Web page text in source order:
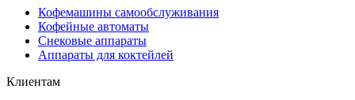
Кофемашины самообслуживания
Кофейные автоматы
Снековые аппараты
Аппараты для коктейлей
Клиентам